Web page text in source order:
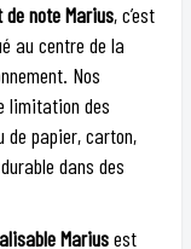
note Marius, c’est
au centre de la
Nos
limitation des
de papier, carton,
dans des
Mariusest